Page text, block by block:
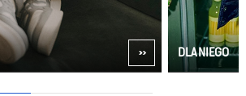
DLA NIEGO